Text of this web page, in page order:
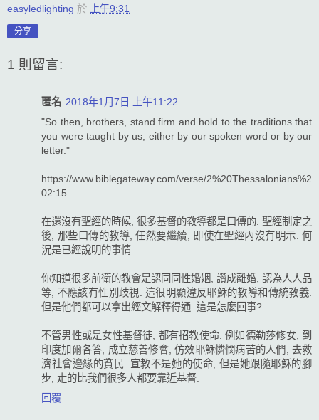
easyledlighting 於 上午9:31
分享
1 則留言:
匿名 2018年1月7日 上午11:22
"So then, brothers, stand firm and hold to the traditions that
you were taught by us, either by our spoken word or by our
letter."
https://www.biblegateway.com/verse/2%20Thessalonians%2
02:15
在還沒有聖經的時候, 很多基督的教導都是口傳的. 聖經制定之
後, 那些口傳的教導, 任然要繼續, 即使在聖經內沒有明示. 何
況是已經說明的事情.
你知道很多前衛的教會是認同同性婚姻, 讚成離婚, 認為人人品
等, 不應該有性別歧視. 這很明顯違反耶穌的教導和傳統教義.
但是他們都可以拿出經文解釋得通. 這是怎麼回事?
不管男性或是女性基督徒, 都有招教使命. 例如德勒莎修女, 到
印度加爾各答, 成立慈善修會, 仿效耶穌憐憫病苦的人們, 去救
濟社會邊緣的貧民. 宣教不是她的使命, 但是她跟隨耶穌的腳
步, 走的比我們很多人都要靠近基督.
回覆